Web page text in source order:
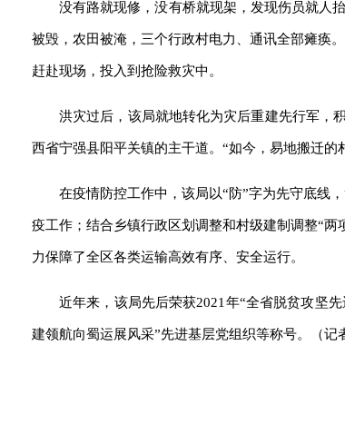
没有路就现修，没有桥就现架，发现伤员就人
被毁，农田被淹，三个行政村电力、通讯全部瘫痪
赶赴现场，投入到抢险救灾中。
洪灾过后，该局就地转化为灾后重建先行军，
西省宁强县阳平关镇的主干道。“如今，易地搬迁
在疫情防控工作中，该局以“防”字为先守底线
疫工作；结合乡镇行政区划调整和村级建制调整“
力保障了全区各类运输高效有序、安全运行。
近年来，该局先后荣获2021年“全省脱贫攻坚
建领航向蜀运展风采”先进基层党组织等称号。（记